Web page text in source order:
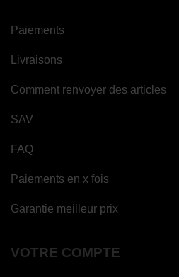
Paiements
Livraisons
Comment renvoyer des articles
SAV
FAQ
Paiements en x fois
Garantie meilleur prix
VOTRE COMPTE